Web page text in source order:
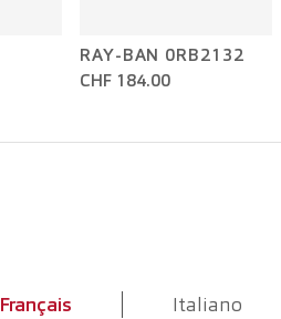
RAY-BAN 0RB2132
CHF 184.00
Français Italiano